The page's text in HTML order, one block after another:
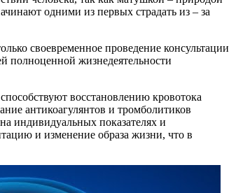
одними из первых страдать из – за
своевременное проведение консультации
полноценной жизнедеятельности
восстановлению кровотока
антикоагулянтов и тромболитиков
индивидуальных показателях и
и изменение образа жизни, что в